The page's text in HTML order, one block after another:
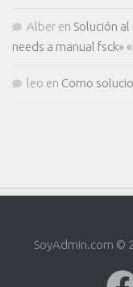
Alber en Solución
needs a manual fsck»
leo en Como
SoyAdmin.com ©